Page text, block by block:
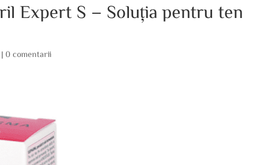
Expert S – Soluția pentru ten
|0 comentarii